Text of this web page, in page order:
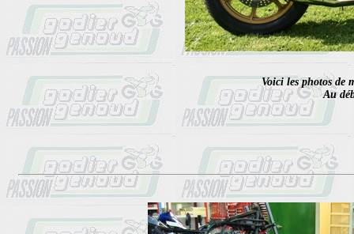
Voici les photos de
Au